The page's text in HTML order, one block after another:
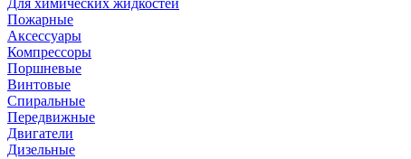
Для химических жидкостей
Пожарные
Аксессуары
Компрессоры
Поршневые
Винтовые
Спиральные
Передвижные
Двигатели
Дизельные